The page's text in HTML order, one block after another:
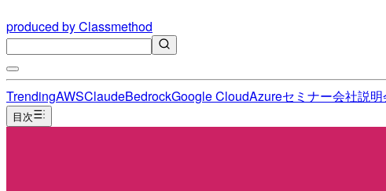
produced by Classmethod
TrendingAWSClaudeBedrockGoogle CloudAzureセミナー会社説明
目次